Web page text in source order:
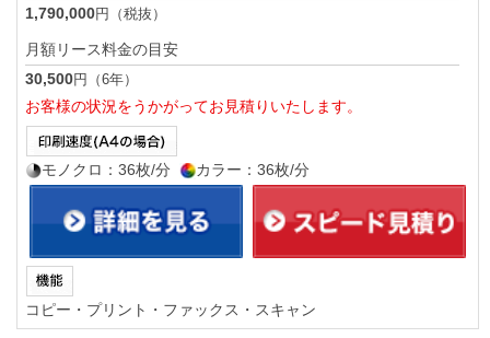
1,790,000円（税抜）
月額リース料金の目安
30,500円（6年）
お客様の状況をうかがってお見積りいたします。
モノクロ：36枚/分 カラー：36枚/分
コピー・プリント・ファックス・スキャン